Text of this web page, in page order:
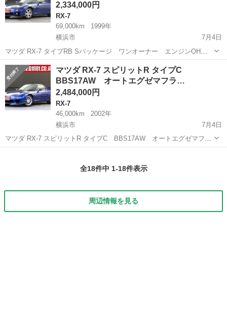
2,334,000円
RX-7
69,000km
1999年
横浜市
7月4日
マツダ RX-7 タイプRB Sパッケージ ワンオーナー エンジンOH
済 （イノセントブルー） クーペ 本体価格 2,334,000円 支払総額
2,533,000円 年式(初度登録年):1999(H11) ワンオーナ...
神奈川 横浜市 RX-7 イノセントブルー
マツダ RX-7 スピリットR タイプC
BBS17AW オートエグゼマフラ…
2,484,000円
RX-7
46,000km
2002年
横浜市
7月4日
マツダ RX-7 スピリットR タイプC BBS17AW オートエグゼマフラ
ー （イノセントブルー） クーペ 本体価格 2,484,000円 支払総額
全18件中 1-18件表示
周辺情報を見る